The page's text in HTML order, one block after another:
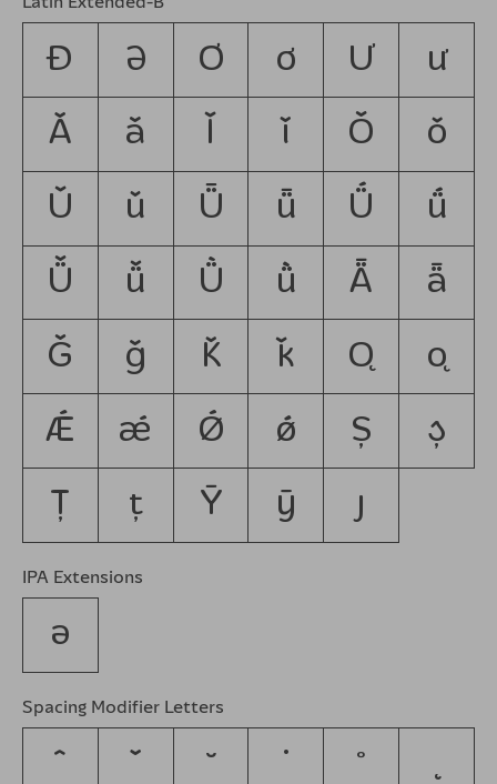
Ɖ Ə Ơ ơ Ư ư
Ǎ ǎ Ǐ ǐ Ǒ ǒ
Ǔ ǔ Ǖ ǖ Ǘ ǘ
Ǚ ǚ Ǜ ǜ Ǟ ǟ
Ǧ ǧ Ǩ ǩ Ǫ ǫ
Ǽ ǽ Ǿ ǿ Ș ș
Ț ț Ȳ ȳ ȷ
IPA Extensions
ə
Spacing Modifier Letters
ˆ ˇ ˘ ˙ ˚